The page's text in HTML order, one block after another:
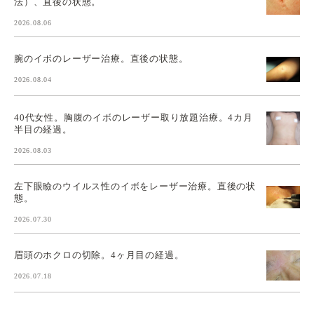
2026.08.06
腕のイボのレーザー治療。直後の状態。
2026.08.04
40代女性。胸腹のイボのレーザー取り放題治療。4カ月
半目の経過。
2026.08.03
左下眼瞼のウイルス性のイボをレーザー治療。直後の状
態。
2026.07.30
眉頭のホクロの切除。4ヶ月目の経過。
2026.07.18